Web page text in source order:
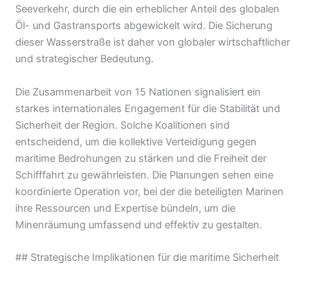
Seeverkehr, durch die ein erheblicher Anteil des globalen
Öl- und Gastransports abgewickelt wird. Die Sicherung
dieser Wasserstraße ist daher von globaler wirtschaftlicher
und strategischer Bedeutung.
Die Zusammenarbeit von 15 Nationen signalisiert ein
starkes internationales Engagement für die Stabilität und
Sicherheit der Region. Solche Koalitionen sind
entscheidend, um die kollektive Verteidigung gegen
maritime Bedrohungen zu stärken und die Freiheit der
Schifffahrt zu gewährleisten. Die Planungen sehen eine
koordinierte Operation vor, bei der die beteiligten Marinen
ihre Ressourcen und Expertise bündeln, um die
Minenräumung umfassend und effektiv zu gestalten.
## Strategische Implikationen für die maritime Sicherheit